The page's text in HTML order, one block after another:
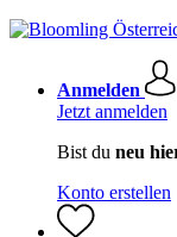
Anmelden
Jetzt anmelden
Bist du neu
Konto erstellen